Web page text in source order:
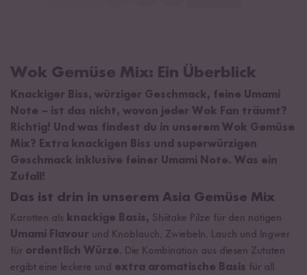
Wok Gemüse Mix: Ein Überblick
Knackiger Biss, würziger Geschmack, feine Umami
Note – ist das nicht, wovon jeder Wok Fan träumt?
Richtig! Und was findest du in unserem Wok Gemüse
Mix? Extra knackigen Biss und superwürzigen
Geschmack inklusive feiner Umami Note. Was ein
Zufall!
Das ist drin in unserem Asia Gemüse Mix
Karotten als knackige Basis, Shiitake Pilze für den nötigen
Umami Flavour und Knoblauch, Zwiebeln, Lauch und Ingwer
für ordentlich Würze. Die Kombination aus diesen Zutaten
ergibt eine leckere und extra aromatische Basis für all